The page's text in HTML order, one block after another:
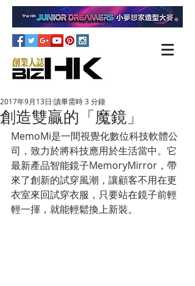
創造雙贏的「魔鏡」
2017年9月13日 讀畢需時 3 分鐘
MemoMi是一間視覺化數位科技軟體公
司，致力於將科技應用於生活當中。它
最新產品智能鏡子MemoryMirror，帶
來了創新的試穿風潮，讓顧客不用在更
衣室來回試穿衣服，只要站在鏡子前輕
輕一揮，就能輕鬆換上新裝。